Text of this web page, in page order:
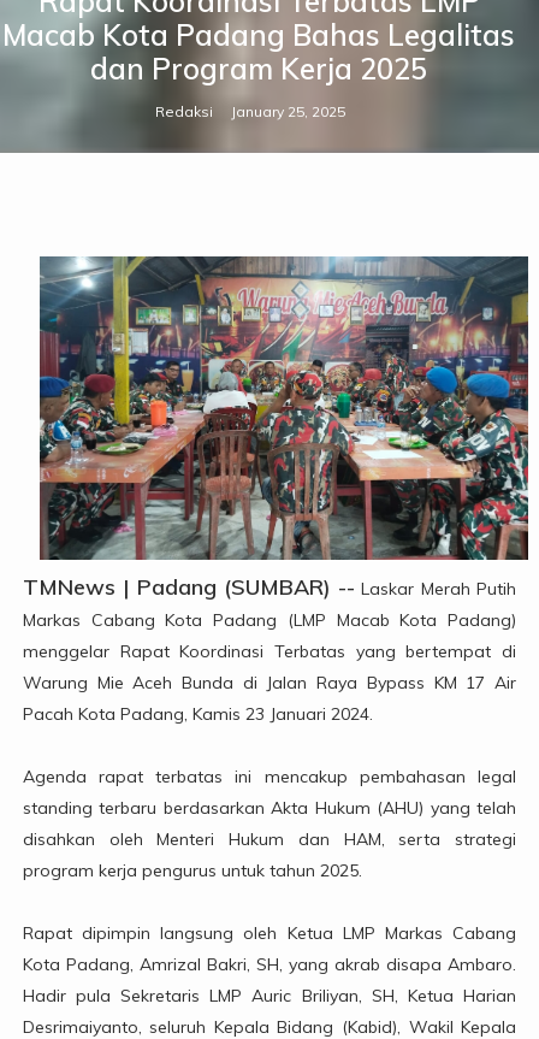
Macab Kota Padang Bahas Legalitas
dan Program Kerja 2025
Redaksi January 25, 2025
TMNews | Padang (SUMBAR) -- Laskar Merah Putih
Markas Cabang Kota Padang (LMP Macab Kota Padang)
menggelar Rapat Koordinasi Terbatas yang bertempat di
Warung Mie Aceh Bunda di Jalan Raya Bypass KM 17 Air
Pacah Kota Padang, Kamis 23 Januari 2024.
Agenda rapat terbatas ini mencakup pembahasan legal
standing terbaru berdasarkan Akta Hukum (AHU) yang telah
disahkan oleh Menteri Hukum dan HAM, serta strategi
program kerja pengurus untuk tahun 2025.
Rapat dipimpin langsung oleh Ketua LMP Markas Cabang
Kota Padang, Amrizal Bakri, SH, yang akrab disapa Ambaro.
Hadir pula Sekretaris LMP Auric Briliyan, SH, Ketua Harian
Desrimaiyanto, seluruh Kepala Bidang (Kabid), Wakil Kepala